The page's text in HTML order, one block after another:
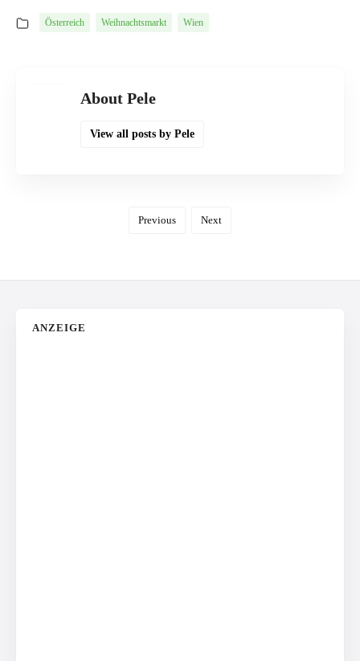
Österreich Weihnachtsmarkt Wien
About Pele
View all posts by Pele
Previous Next
ANZEIGE